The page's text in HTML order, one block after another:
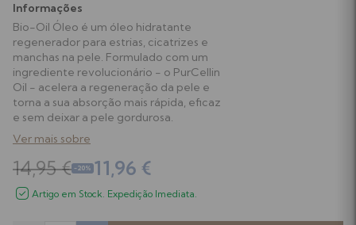
Biberões e Tetinas
Acessórios de Alimentação
Perfumes
Ver tudo
Ver tudo
Informações
Bio-Oil Óleo é um óleo hidratante
regenerador para estrias, cicatrizes e
manchas na pele. Formulado com um
ingrediente revolucionário - o PurCellin
Oil - acelera a regeneração da pele e
torna a sua absorção mais rápida, eficaz
e sem deixar a pele gordurosa.
Ver mais sobre
14,95 € -20% 11,96 €
Artigo em Stock. Expedição Imediata.